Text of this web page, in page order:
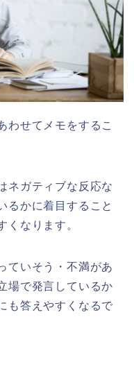
わせてメモをするこ
ネガティブな反応な
るかに着目すること
くなります。
ていそう・不満があ
場で発言しているか
も答えやすくなるで